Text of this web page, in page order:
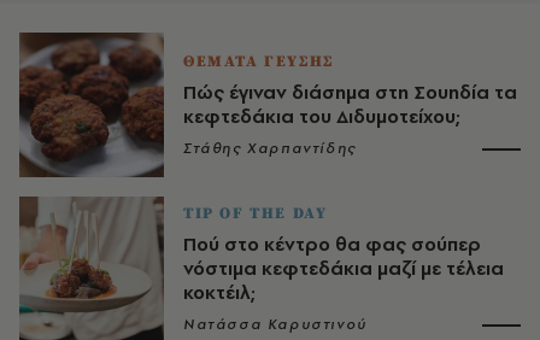
ΘΕΜΑΤΑ ΓΕΥΣΗΣ
Πώς έγιναν διάσημα στη Σουηδία τα
κεφτεδάκια του Διδυμοτείχου;
Στάθης Χαρπαντίδης
TIP OF THE DAY
Πού στο κέντρο θα φας σούπερ
νόστιμα κεφτεδάκια μαζί με τέλεια
κοκτέιλ;
Νατάσσα Καρυστινού